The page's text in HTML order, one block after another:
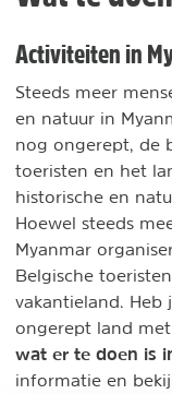
Activiteiten in
Steeds meer
en natuur in
nog ongerept, de
toeristen en het
historische en
Hoewel steeds
Myanmar
Belgische
vakantieland. Heb
ongerept land
wat er te doen is
informatie en